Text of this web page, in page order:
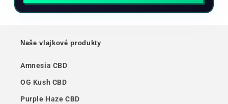
Naše vlajkové produkty
Amnesia CBD
OG Kush CBD
Purple Haze CBD